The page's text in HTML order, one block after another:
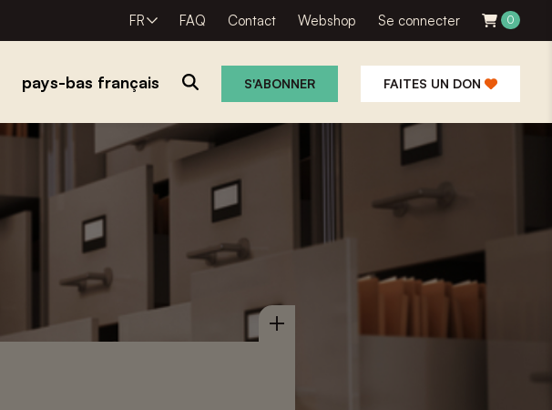
FR FAQ Contact Webshop Se connecter 0
pays-bas français S'ABONNER FAITES UN DON